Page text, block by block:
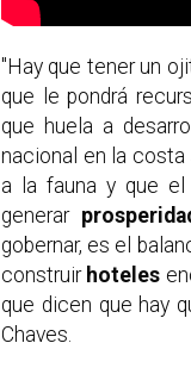
"Hay que tener un
que le pondrá
que huela a
nacional en la costa
a la fauna y que el
generar
gobernar, es el
construir hoteles
que dicen que hay
Chaves.